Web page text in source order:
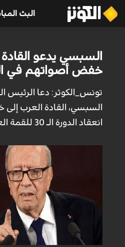
البث
السبسي يدعو
خفض أصواتهم في
تونس_الكوثر: دعا الرئيس
السبسي، القادة العرب
انعقاد الدورة الـ 30 للقمة العربية، اليوم الأحد.